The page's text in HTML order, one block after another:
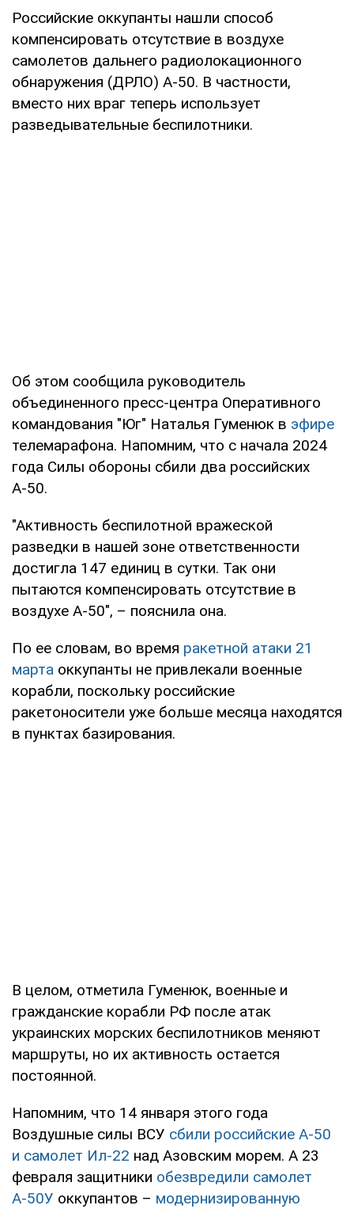
Российские оккупанты нашли способ
компенсировать отсутствие в воздухе
самолетов дальнего радиолокационного
обнаружения (ДРЛО) А-50. В частности,
вместо них враг теперь использует
разведывательные беспилотники.
Об этом сообщила руководитель
объединенного пресс-центра Оперативного
командования "Юг" Наталья Гуменюк в эфире
телемарафона. Напомним, что с начала 2024
года Силы обороны сбили два российских
А-50.
"Активность беспилотной вражеской
разведки в нашей зоне ответственности
достигла 147 единиц в сутки. Так они
пытаются компенсировать отсутствие в
воздухе А-50", – пояснила она.
По ее словам, во время ракетной атаки 21
марта оккупанты не привлекали военные
корабли, поскольку российские
ракетоносители уже больше месяца находятся
в пунктах базирования.
В целом, отметила Гуменюк, военные и
гражданские корабли РФ после атак
украинских морских беспилотников меняют
маршруты, но их активность остается
постоянной.
Напомним, что 14 января этого года
Воздушные силы ВСУ сбили российские А-50
и самолет Ил-22 над Азовским морем. А 23
февраля защитники обезвредили самолет
А-50У оккупантов – модернизированную